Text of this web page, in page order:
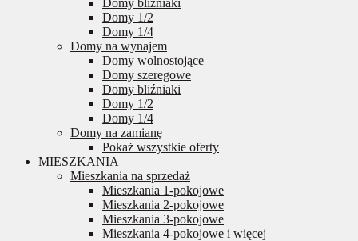
Domy bliźniaki
Domy 1/2
Domy 1/4
Domy na wynajem
Domy wolnostojące
Domy szeregowe
Domy bliźniaki
Domy 1/2
Domy 1/4
Domy na zamianę
Pokaż wszystkie oferty
MIESZKANIA
Mieszkania na sprzedaż
Mieszkania 1-pokojowe
Mieszkania 2-pokojowe
Mieszkania 3-pokojowe
Mieszkania 4-pokojowe i więcej